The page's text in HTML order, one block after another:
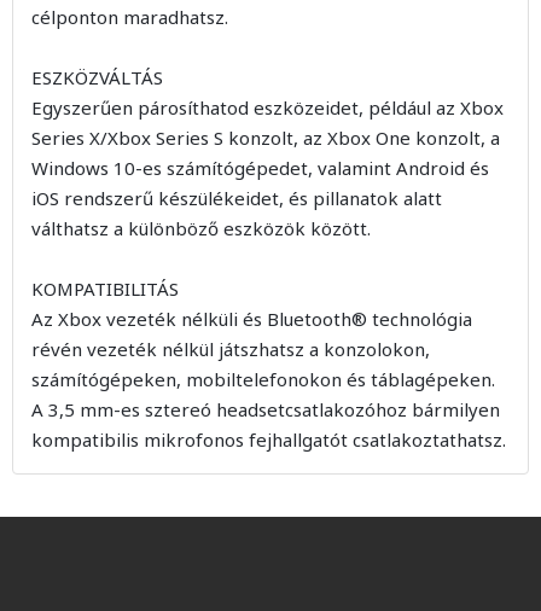
célponton maradhatsz.
ESZKÖZVÁLTÁS
Egyszerűen párosíthatod eszközeidet, például az Xbox
Series X/Xbox Series S konzolt, az Xbox One konzolt, a
Windows 10-es számítógépedet, valamint Android és
iOS rendszerű készülékeidet, és pillanatok alatt
válthatsz a különböző eszközök között.
KOMPATIBILITÁS
Az Xbox vezeték nélküli és Bluetooth® technológia
révén vezeték nélkül játszhatsz a konzolokon,
számítógépeken, mobiltelefonokon és táblagépeken.
A 3,5 mm-es sztereó headsetcsatlakozóhoz bármilyen
kompatibilis mikrofonos fejhallgatót csatlakoztathatsz.